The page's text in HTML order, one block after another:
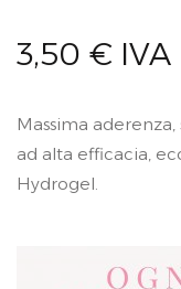
3,50 €
Massima
ad alta efficacia,
Hydrogel.